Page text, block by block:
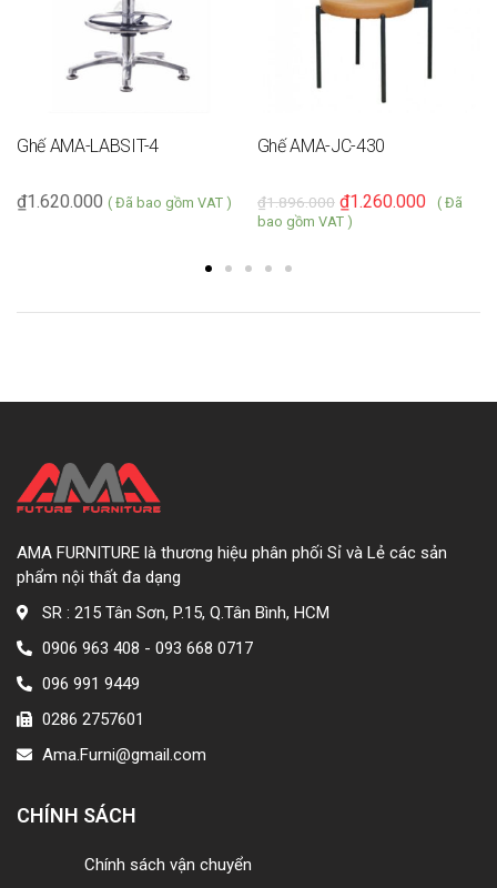
Ghế AMA-LABSIT-4
1.620.000
₫ ( Đã bao gồm VAT )
Ghế AMA-JC-430
1.896.000
₫ 1.260.000
₫
( Đã
bao gồm VAT )
AMA FURNITURE là thương hiệu phân phối Sỉ và Lẻ các sản
phẩm nội thất đa dạng
SR : 215 Tân Sơn, P.15, Q.Tân Bình, HCM
0906 963 408 - 093 668 0717
096 991 9449
0286 2757601
Ama.Furni@gmail.com
CHÍNH SÁCH
Chính sách vận chuyển